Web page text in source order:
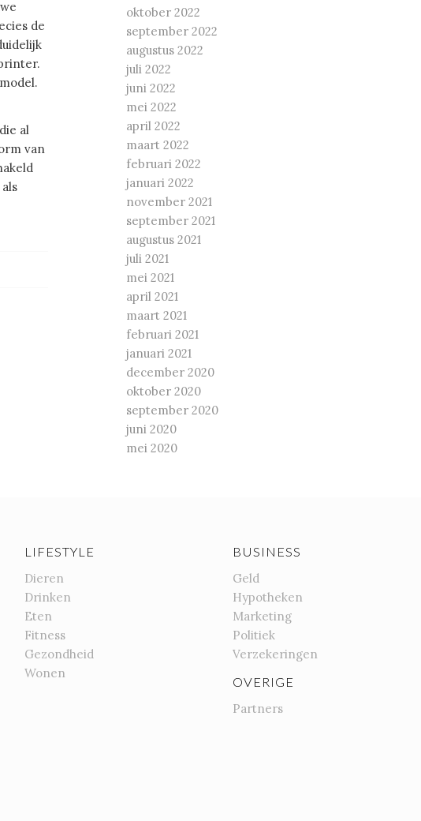
de
al
van
oktober 2022
september 2022
augustus 2022
juli 2022
juni 2022
mei 2022
april 2022
maart 2022
februari 2022
januari 2022
november 2021
september 2021
augustus 2021
juli 2021
mei 2021
april 2021
maart 2021
februari 2021
januari 2021
december 2020
oktober 2020
september 2020
juni 2020
mei 2020
LIFESTYLE
Dieren
Drinken
Eten
Fitness
Gezondheid
Wonen
BUSINESS
Geld
Hypotheken
Marketing
Politiek
Verzekeringen
OVERIGE
Partners